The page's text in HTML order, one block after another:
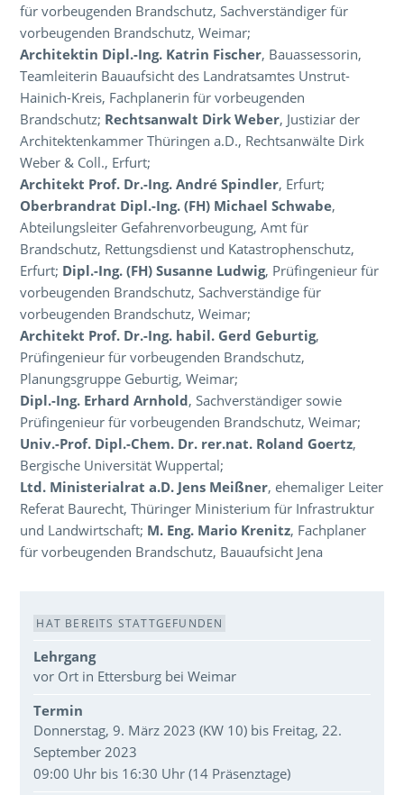
für vorbeugenden Brandschutz, Sachverständiger für
vorbeugenden Brandschutz, Weimar;
Architektin Dipl.-Ing. Katrin Fischer, Bauassessorin,
Teamleiterin Bauaufsicht des Landratsamtes Unstrut-
Hainich-Kreis, Fachplanerin für vorbeugenden
Brandschutz; Rechtsanwalt Dirk Weber, Justiziar der
Architektenkammer Thüringen a.D., Rechtsanwälte Dirk
Weber & Coll., Erfurt;
Architekt Prof. Dr.-Ing. André Spindler, Erfurt;
Oberbrandrat Dipl.-Ing. (FH) Michael Schwabe,
Abteilungsleiter Gefahrenvorbeugung, Amt für
Brandschutz, Rettungsdienst und Katastrophenschutz,
Erfurt; Dipl.-Ing. (FH) Susanne Ludwig, Prüfingenieur für
vorbeugenden Brandschutz, Sachverständige für
vorbeugenden Brandschutz, Weimar;
Architekt Prof. Dr.-Ing. habil. Gerd Geburtig,
Prüfingenieur für vorbeugenden Brandschutz,
Planungsgruppe Geburtig, Weimar;
Dipl.-Ing. Erhard Arnhold, Sachverständiger sowie
Prüfingenieur für vorbeugenden Brandschutz, Weimar;
Univ.-Prof. Dipl.-Chem. Dr. rer.nat. Roland Goertz,
Bergische Universität Wuppertal;
Ltd. Ministerialrat a.D. Jens Meißner, ehemaliger Leiter
Referat Baurecht, Thüringer Ministerium für Infrastruktur
und Landwirtschaft; M. Eng. Mario Krenitz, Fachplaner
für vorbeugenden Brandschutz, Bauaufsicht Jena
Veranstaltungsdaten
HAT BEREITS STATTGEFUNDEN
Lehrgang
vor Ort in Ettersburg bei Weimar
Termin
Donnerstag, 9. März 2023 (KW 10) bis Freitag, 22.
September 2023
09:00 Uhr bis 16:30 Uhr (14 Präsenztage)